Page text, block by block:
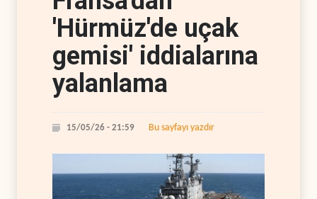
'Hürmüz'de uçak
gemisi' iddialarına
yalanlama
15/05/26 - 21:59 Bu sayfayı yazdır